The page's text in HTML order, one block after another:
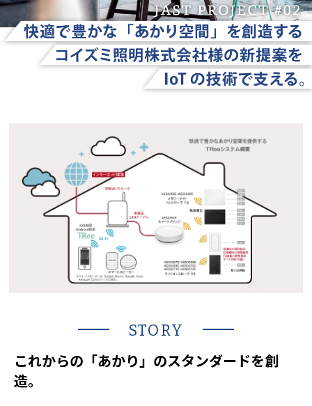
STORY
これからの「あかり」のスタンダードを創
造。